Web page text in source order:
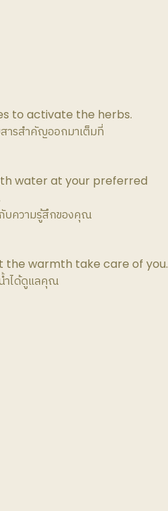
to activate the herbs.
ารสำคัญออกมาเต็มที่
water at your preferred
บความรู้สึกของคุณ
the warmth take care of you.
ำได้ดูแลคุณ